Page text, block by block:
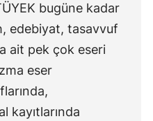
bugüne kadar
edebiyat, tasavvuf
ait pek çok eseri
eser
kayıtlarında